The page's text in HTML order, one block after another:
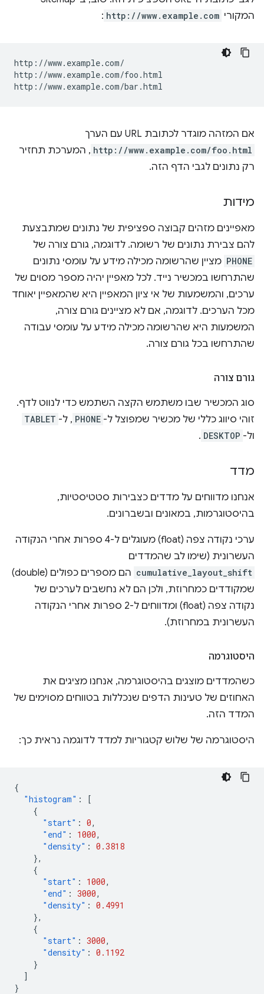
המקורי http://www.example.com
:
http://www.example.com/
http://www.example.com/foo.html
אם המזהה מוגדר לכתובת URL עם הערך
http://www.example.com/foo.html , המערכת תחזיר
רק נתונים לגבי הדף הזה.
מידות
מאפיינים מזהים קבוצה ספציפית של נתונים שמתבצעת
להם צבירת נתונים של רשומה. לדוגמה, גורם צורה של
PHONE מציין שהרשומה מכילה מידע על עומסי נתונים
שהתרחשו במכשיר נייד. לכל מאפיין יהיה מספר מסוים של
ערכים, והמשמעות של אי ציון המאפיין היא שהמאפיין יאוחד
מכל הערכים. לדוגמה, אם לא מציינים גורם צורה,
המשמעות היא שהרשומה מכילה מידע על עומסי עבודה
שהתרחשו בכל גורם צורה.
גורם צורה
סוג המכשיר שבו משתמש הקצה השתמש כדי לנווט לדף.
זוהי סיווג כללי של מכשיר שמפוצל ל- PHONE , ל- TABLET
ול- DESKTOP
.
מדד
אנחנו מדווחים על מדדים כצבירות סטטיסטיות,
בהיסטוגרמות, במאונים ובשברונים.
ערכי נקודה צפה (float) מעוגלים ל-4 ספרות אחרי הנקודה
העשרונית (שימו לב שהמדדים
cumulative_layout_shift
הם מספרים כפולים (double)
שמקודדים כמחרוזת, ולכן הם לא נחשבים לערכים של
נקודה צפה (float) ומדווחים ל-2 ספרות אחרי הנקודה
העשרונית במחרוזת).
היסטוגרמה
כשהמדדים מוצגים בהיסטוגרמה, אנחנו מציגים את
האחוזים של טעינות הדפים שנכללות בטווחים מסוימים של
המדד הזה.
היסטוגרמה של שלוש קטגוריות למדד לדוגמה נראית כך:
{
"histogram" :
[
{
"start" : 0,
"end" : 1000,
"density" : 0.3818
},
{
"start" : 1000,
"end" : 3000,
"density" : 0.4991
},
{
"start" : 3000,
"density" : 0.1192
}
]
}